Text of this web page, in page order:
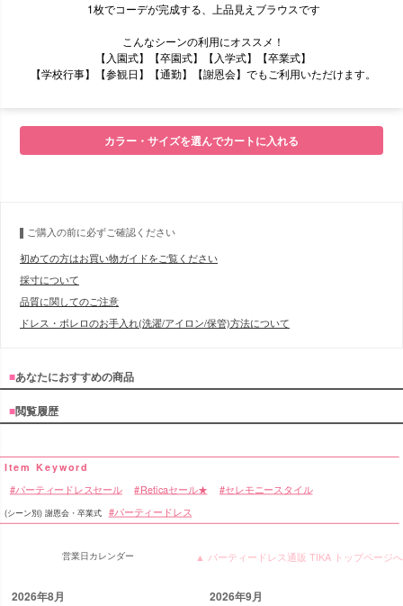
1枚でコーデが完成する、上品見えブラウスです
こんなシーンの利用にオススメ！
【入園式】【卒園式】【入学式】【卒業式】
【学校行事】【参観日】【通勤】【謝恩会】でもご利用いただけます。
■サイズ表
カラー・サイズを選んでカートに入れる
ご購入の前に必ずご確認ください
初めての方はお買い物ガイドをご覧ください
採寸について
品質に関してのご注意
ドレス・ボレロのお手入れ(洗濯/アイロン/保管)方法について
■あなたにおすすめの商品
■閲覧履歴
パーティードレスセール Reticaセール★ セレモニースタイル
(シーン別) 謝恩会・卒業式 パーティードレス
▲ パーティードレス通販 TIKA トップページへ
営業日カレンダー
2026年8月 2026年9月